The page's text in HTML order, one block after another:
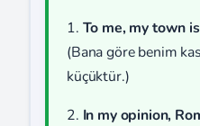
1. To me, my town
(Bana göre benim
küçüktür.)
2. In my opinion,